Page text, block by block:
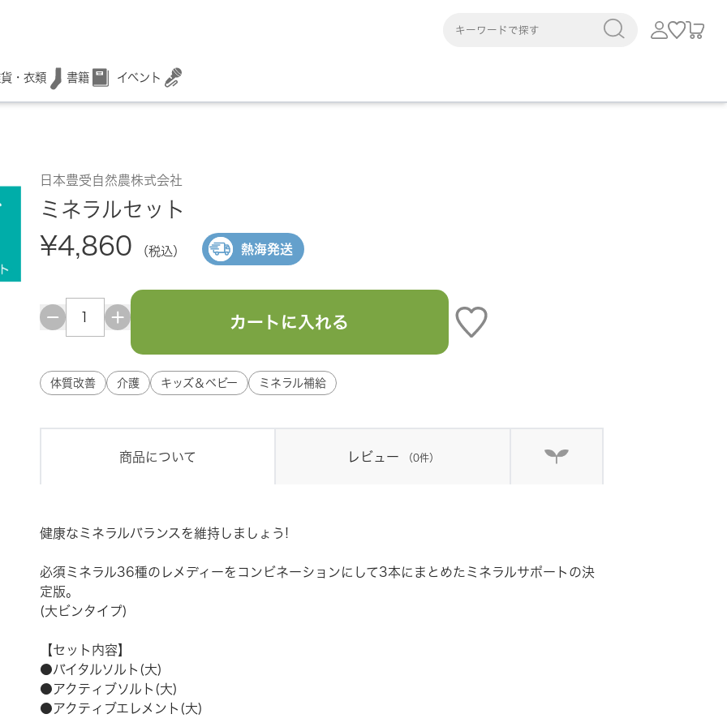
・衣類 書籍 イベント
日本豊受自然農株式会社
ミネラルセット
¥4,860 （税込） 熱海発送
カートに入れる
体質改善 介護 キッズ＆ベビー ミネラル補給
商品について レビュー （0件）
健康なミネラルバランスを維持しましょう!
必須ミネラル36種のレメディーをコンビネーションにして3本にまとめたミネラルサポートの決
定版。
(大ビンタイプ)
【セット内容】
●バイタルソルト(大)
●アクティブソルト(大)
●アクティブエレメント(大)